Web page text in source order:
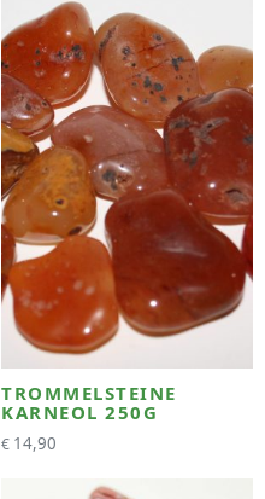
TROMMELSTEINE
KARNEOL 250G
€ 14,90